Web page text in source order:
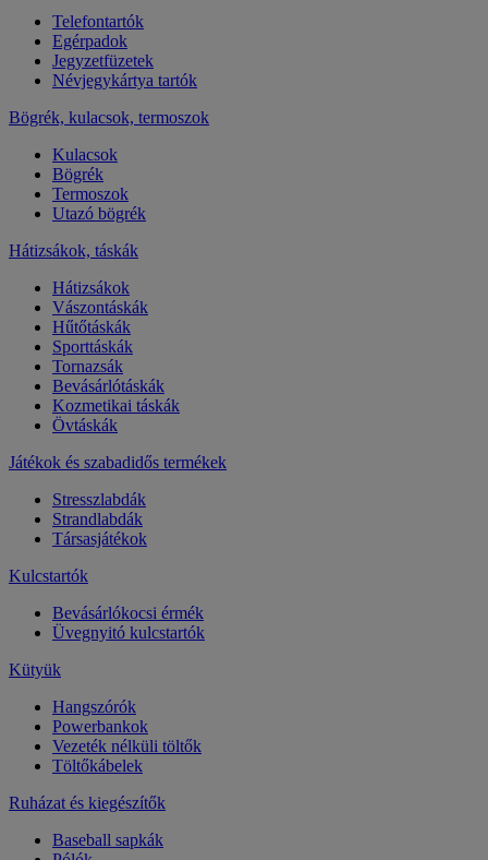
Telefontartók
Egérpadok
Jegyzetfüzetek
Névjegykártya tartók
Bögrék, kulacsok, termoszok
Kulacsok
Bögrék
Termoszok
Utazó bögrék
Hátizsákok, táskák
Hátizsákok
Vászontáskák
Hűtőtáskák
Sporttáskák
Tornazsák
Bevásárlótáskák
Kozmetikai táskák
Övtáskák
Játékok és szabadidős termékek
Stresszlabdák
Strandlabdák
Társasjátékok
Kulcstartók
Bevásárlókocsi érmék
Üvegnyitó kulcstartók
Kütyük
Hangszórók
Powerbankok
Vezeték nélküli töltők
Töltőkábelek
Ruházat és kiegészítők
Baseball sapkák